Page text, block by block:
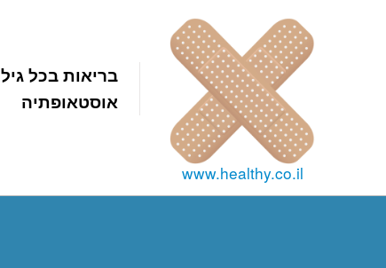
www.healthy.co.il
בריאות בכל גיל
אוסטאופתיה